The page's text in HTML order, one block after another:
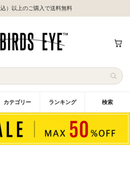
）以上のご購入で送料無料
カテゴリー ランキング 検索